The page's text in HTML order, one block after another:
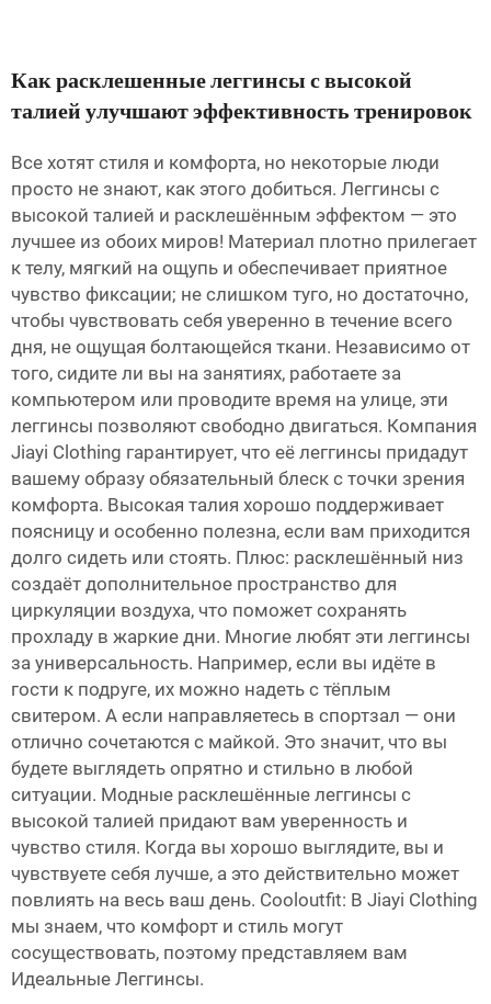
Как расклешенные леггинсы с высокой
талией улучшают эффективность тренировок
Все хотят стиля и комфорта, но некоторые люди
просто не знают, как этого добиться. Леггинсы с
высокой талией и расклешённым эффектом — это
лучшее из обоих миров! Материал плотно прилегает
к телу, мягкий на ощупь и обеспечивает приятное
чувство фиксации; не слишком туго, но достаточно,
чтобы чувствовать себя уверенно в течение всего
дня, не ощущая болтающейся ткани. Независимо от
того, сидите ли вы на занятиях, работаете за
компьютером или проводите время на улице, эти
леггинсы позволяют свободно двигаться. Компания
Jiayi Clothing гарантирует, что её леггинсы придадут
вашему образу обязательный блеск с точки зрения
комфорта. Высокая талия хорошо поддерживает
поясницу и особенно полезна, если вам приходится
долго сидеть или стоять. Плюс: расклешённый низ
создаёт дополнительное пространство для
циркуляции воздуха, что поможет сохранять
прохладу в жаркие дни. Многие любят эти леггинсы
за универсальность. Например, если вы идёте в
гости к подруге, их можно надеть с тёплым
свитером. А если направляетесь в спортзал — они
отлично сочетаются с майкой. Это значит, что вы
будете выглядеть опрятно и стильно в любой
ситуации. Модные расклешённые леггинсы с
высокой талией придают вам уверенность и
чувство стиля. Когда вы хорошо выглядите, вы и
чувствуете себя лучше, а это действительно может
повлиять на весь ваш день. Cooloutfit: В Jiayi Clothing
мы знаем, что комфорт и стиль могут
сосуществовать, поэтому представляем вам
Идеальные Леггинсы.